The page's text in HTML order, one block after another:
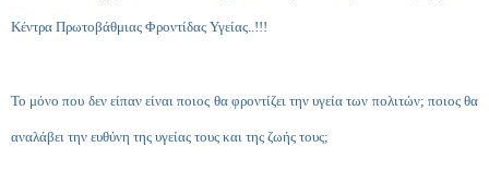
Κέντρα Πρωτοβάθμιας Φροντίδας Υγείας..!!!
Το μόνο που δεν είπαν είναι ποιος θα φροντίζει την υγεία των πολιτών; ποιος θα
αναλάβει την ευθύνη της υγείας τους και της ζωής τους;